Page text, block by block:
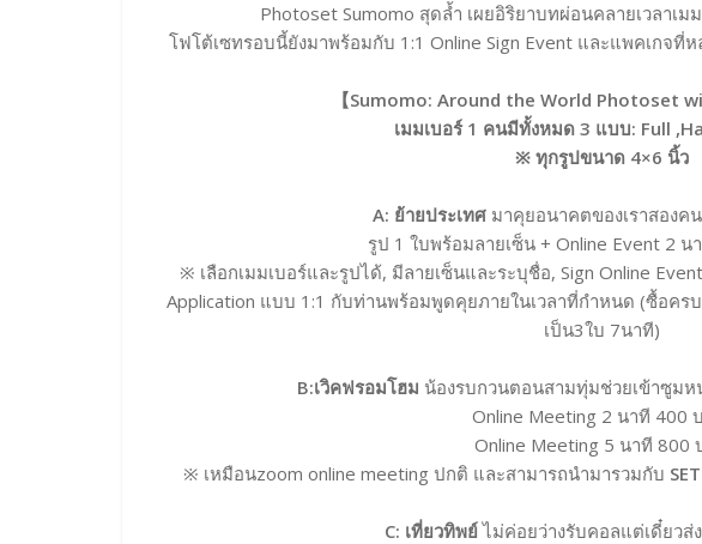
Photoset Sumomo สุดล้ำ เผยอิริยาบทผ่อนคลายเวลาเ
โฟโต้เซทรอบนี้ยังมาพร้อมกับ 1:1 Online Sign Event และแพคเกจที่
【Sumomo: Around the World Photoset
เมมเบอร์ 1 คนมีทั้งหมด 3 แบบ: Full
※ ทุกรูปขนาด 4×6 นิ้ว
A: ย้ายประเทศมาคุยอนาคตของเราสองคน
รูป 1 ใบพร้อมลายเซ็น + Online Event 2 น
※ เลือกเมมเบอร์และรูปได้, มีลายเซ็นและระบุชื่อ, Sign Online
Application แบบ 1:1 กับท่านพร้อมพูดคุยภายในเวลาที่กำหนด (ซื้อคร
เป็น3ใบ 7นาที)
B:เวิคฟรอมโฮม น้องรบกวนตอนสามทุ่มช่วยเข้าซูม
Online Meeting 2 นาที 400
Online Meeting 5 นาที 800
※ เหมือนzoom online meeting ปกติ และสามารถนำมารวมกับ
C: เที่ยวทิพย์ ไม่ค่อยว่างรับคอลแต่เดี๋ยวส่